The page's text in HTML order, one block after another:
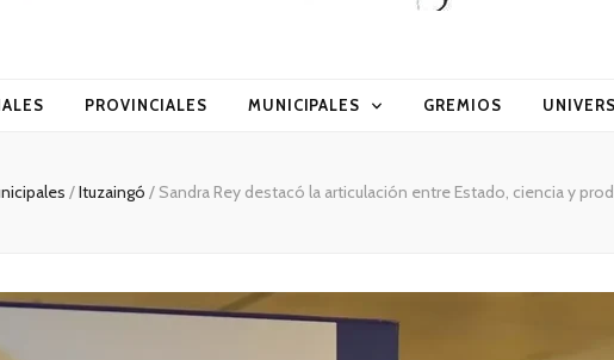
política
PROVINCIALES MUNICIPALES GREMIOS
/Ituzaingó / Sandra Rey destacó la articulación entre Estado, ciencia y